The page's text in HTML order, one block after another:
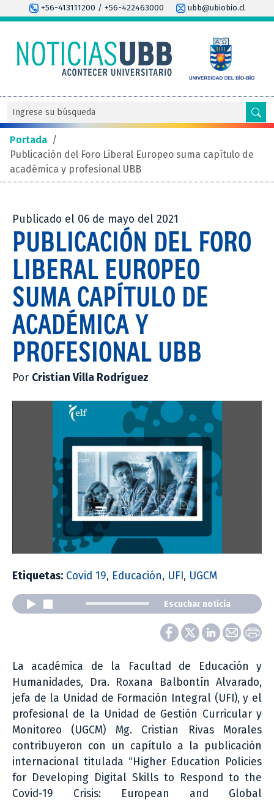
+56-413111200 / +56-422463000 ubb@ubiobio.cl
Portada /
Publicación del Foro Liberal Europeo suma capítulo de
académica y profesional UBB
Publicado el 06 de mayo del 2021
PUBLICACIÓN DEL FORO
LIBERAL EUROPEO
SUMA CAPÍTULO DE
ACADÉMICA Y
PROFESIONAL UBB
Por Cristian Villa Rodríguez
Etiquetas: Covid 19, Educación, UFI, UGCM
Escuchar noticia
La académica de la Facultad de Educación y
Humanidades, Dra. Roxana Balbontín Alvarado,
jefa de la Unidad de Formación Integral (UFI), y el
profesional de la Unidad de Gestión Curricular y
Monitoreo (UGCM) Mg. Cristian Rivas Morales
contribuyeron con un capítulo a la publicación
internacional titulada “Higher Education Policies
for Developing Digital Skills to Respond to the
Covid-19 Crisis: European and Global